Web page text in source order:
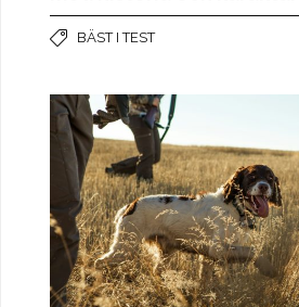
BÄST I TEST